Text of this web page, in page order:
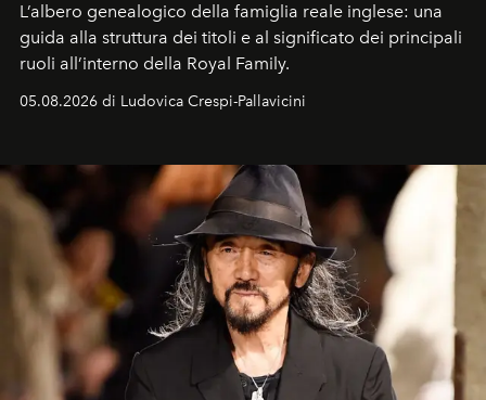
L’albero genealogico della famiglia reale inglese: una
guida alla struttura dei titoli e al significato dei principali
ruoli all’interno della Royal Family.
05.08.2026 di Ludovica Crespi-Pallavicini